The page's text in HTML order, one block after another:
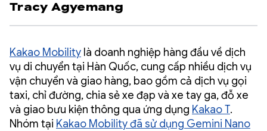
Tracy Agyemang
Kakao Mobility là doanh nghiệp hàng đầu về dịch
vụ di chuyển tại Hàn Quốc, cung cấp nhiều dịch vụ
vận chuyển và giao hàng, bao gồm cả dịch vụ gọi
taxi, chỉ đường, chia sẻ xe đạp và xe tay ga, đỗ xe
và giao bưu kiện thông qua ứng dụng Kakao T.
Nhóm tại Kakao Mobility đã sử dụng Gemini Nano